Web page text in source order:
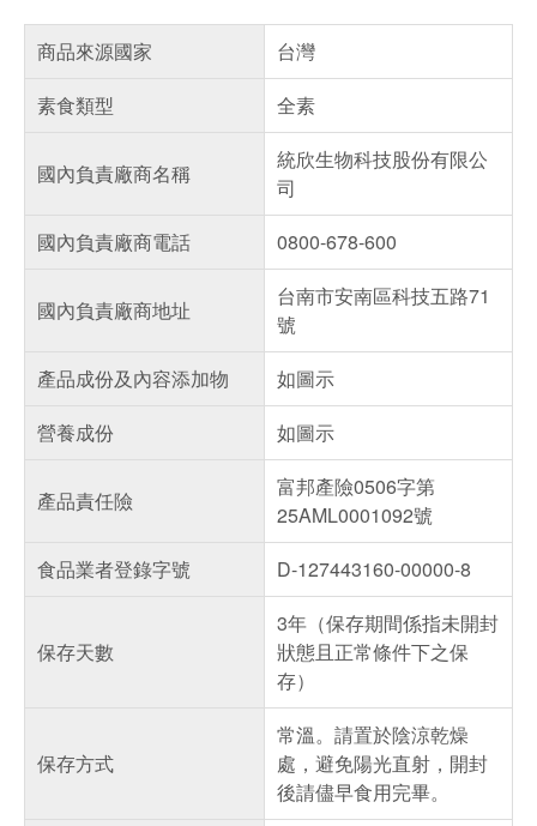
商品來源國家
台灣
素食類型
全素
國內負責廠商名稱
統欣生物科技股份有限公
司
國內負責廠商電話
0800-678-600
國內負責廠商地址
台南市安南區科技五路71
號
產品成份及內容添加物
如圖示
營養成份
如圖示
產品責任險
富邦產險0506字第
25AML0001092號
食品業者登錄字號
D-127443160-00000-8
保存天數
3年（保存期間係指未開封
狀態且正常條件下之保
存）
保存方式
常溫。請置於陰涼乾燥
處，避免陽光直射，開封
後請儘早食用完畢。